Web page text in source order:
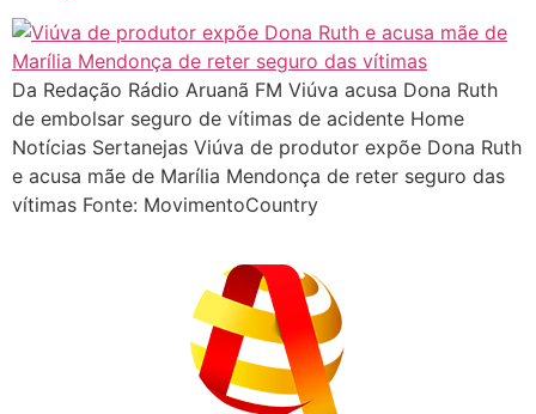
Da Redação Rádio Aruanã FM Viúva acusa Dona Ruth
de embolsar seguro de vítimas de acidente Home
Notícias Sertanejas Viúva de produtor expõe Dona Ruth
e acusa mãe de Marília Mendonça de reter seguro das
vítimas Fonte: MovimentoCountry